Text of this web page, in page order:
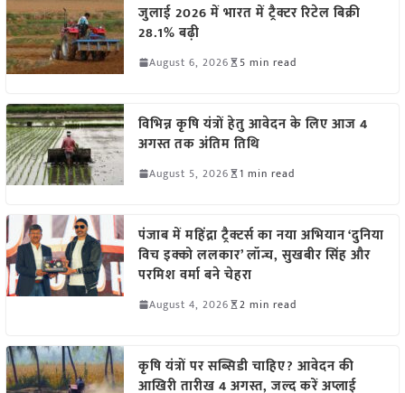
जुलाई 2026 में भारत में ट्रैक्टर रिटेल बिक्री
28.1% बढ़ी
August 6, 2026 5 min read
विभिन्न कृषि यंत्रों हेतु आवेदन के लिए आज 4
अगस्त तक अंतिम तिथि
August 5, 2026 1 min read
पंजाब में महिंद्रा ट्रैक्टर्स का नया अभियान ‘दुनिया
विच इक्को ललकार’ लॉन्च, सुखबीर सिंह और
परमिश वर्मा बने चेहरा
August 4, 2026 2 min read
कृषि यंत्रों पर सब्सिडी चाहिए? आवेदन की
आखिरी तारीख 4 अगस्त, जल्द करें अप्लाई